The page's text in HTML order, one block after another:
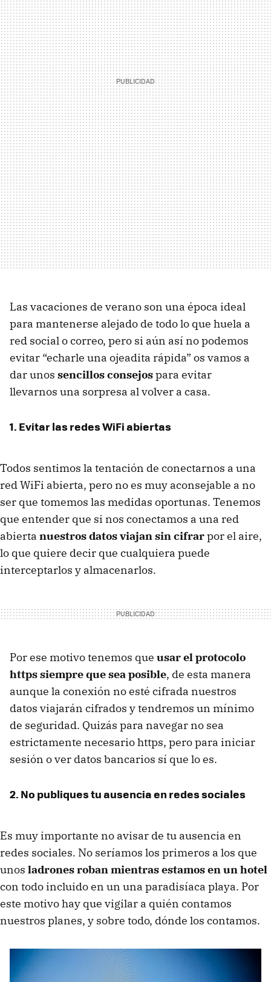
Las vacaciones de verano son una época ideal
para mantenerse alejado de todo lo que huela a
red social o correo, pero si aún así no podemos
evitar “echarle una ojeadita rápida” os vamos a
dar unos sencillos consejospara evitar
llevarnos una sorpresa al volver a casa.
1. Evitar las redes WiFi abiertas
Todos sentimos la tentación de conectarnos a una
red WiFi abierta, pero no es muy aconsejable a no
ser que tomemos las medidas oportunas. Tenemos
que entender que si nos conectamos a una red
abierta nuestros datos viajan sin cifrarpor el aire,
lo que quiere decir que cualquiera puede
interceptarlos y almacenarlos.
Por ese motivo tenemos que usar el protocolo
https siempre que sea posible, de esta manera
aunque la conexión no esté cifrada nuestros
datos viajarán cifrados y tendremos un mínimo
de seguridad. Quizás para navegar no sea
estrictamente necesario https, pero para iniciar
sesión o ver datos bancarios sí que lo es.
2. No publiques tu ausencia en redes sociales
Es muy importante no avisar de tu ausencia en
redes sociales. No seríamos los primeros a los que
unos ladrones roban mientras estamos en un hotel
con todo incluido en un una paradisíaca playa. Por
este motivo hay que vigilar a quién contamos
nuestros planes, y sobre todo, dónde los contamos.